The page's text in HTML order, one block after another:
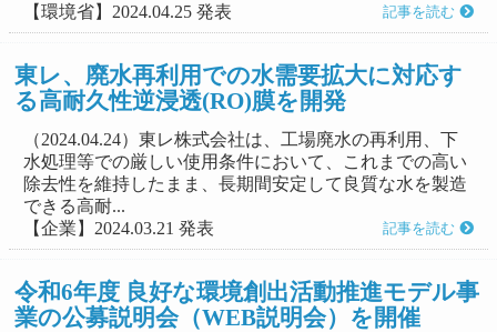
【環境省】2024.04.25 発表
記事を読む
東レ、廃水再利用での水需要拡大に対応す
る高耐久性逆浸透(RO)膜を開発
（2024.04.24）東レ株式会社は、工場廃水の再利用、下
水処理等での厳しい使用条件において、これまでの高い
除去性を維持したまま、長期間安定して良質な水を製造
できる高耐...
【企業】2024.03.21 発表
記事を読む
令和6年度 良好な環境創出活動推進モデル事
業の公募説明会（WEB説明会）を開催